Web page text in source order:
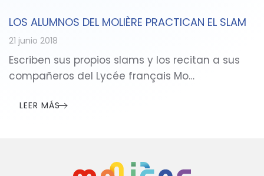
LOS ALUMNOS DEL MOLIÈRE PRACTICAN EL SLAM
21 junio 2018
Escriben sus propios slams y los recitan a sus
compañeros del Lycée français Mo…
LEER MÁS